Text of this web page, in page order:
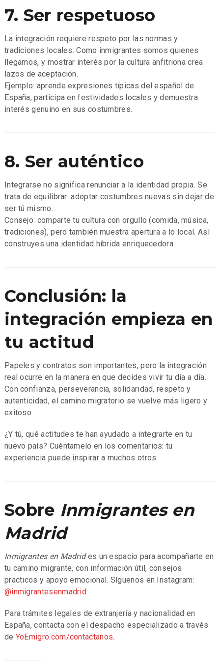
7. Ser respetuoso
La integración requiere respeto por las normas y
tradiciones locales. Como inmigrantes somos quienes
llegamos, y mostrar interés por la cultura anfitriona crea
lazos de aceptación.
Ejemplo: aprende expresiones típicas del español de
España, participa en festividades locales y demuestra
interés genuino en sus costumbres.
8. Ser auténtico
Integrarse no significa renunciar a la identidad propia. Se
trata de equilibrar: adoptar costumbres nuevas sin dejar de
ser tú mismo.
Consejo: comparte tu cultura con orgullo (comida, música,
tradiciones), pero también muestra apertura a lo local. Así
construyes una identidad híbrida enriquecedora.
Conclusión: la
integración empieza en
tu actitud
Papeles y contratos son importantes, pero la integración
real ocurre en la manera en que decides vivir tu día a día.
Con confianza, perseverancia, solidaridad, respeto y
autenticidad, el camino migratorio se vuelve más ligero y
exitoso.
¿Y tú, qué actitudes te han ayudado a integrarte en tu
nuevo país? Cuéntamelo en los comentarios: tu
experiencia puede inspirar a muchos otros.
Sobre Inmigrantes en
Madrid
Inmigrantes en Madrides un espacio para acompañarte en
tu camino migrante, con información útil, consejos
prácticos y apoyo emocional. Síguenos en Instagram:
@inmigrantesenmadrid.
Para trámites legales de extranjería y nacionalidad en
España, contacta con el despacho especializado a través
de YoEmigro.com/contactanos.